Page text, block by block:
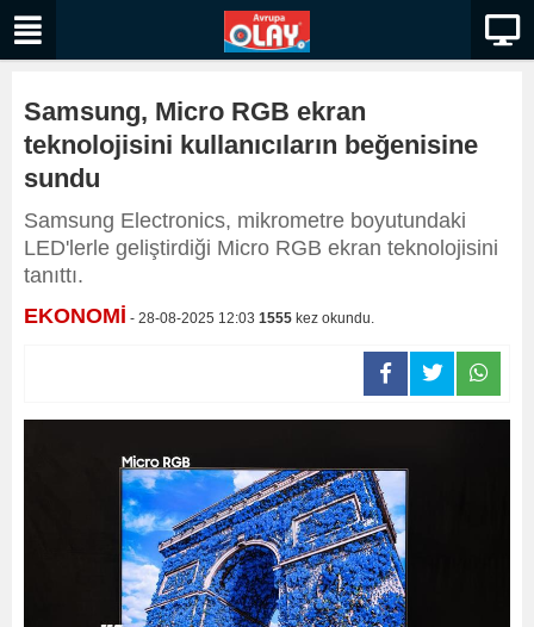
Samsung, Micro RGB ekran
teknolojisini kullanıcıların beğenisine
sundu
Samsung Electronics, mikrometre boyutundaki
LED'lerle geliştirdiği Micro RGB ekran teknolojisini
tanıttı.
EKONOMİ - 28-08-2025 12:03 1555 kez okundu.